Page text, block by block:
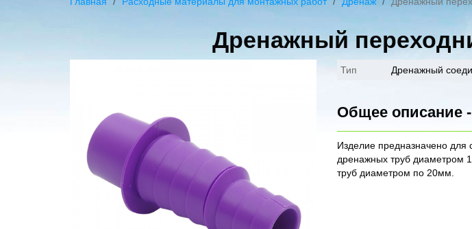
Дренажный
Тип Дренажный
Общее описание
Изделие предназначено для
дренажных труб диаметром
труб диаметром по 20мм.